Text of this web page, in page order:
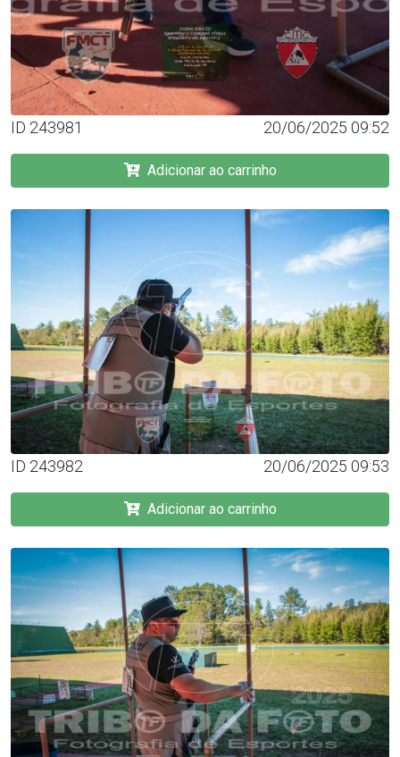
ID 243981 20/06/2025 09:52
Adicionar ao carrinho
ID 243982 20/06/2025 09:53
Adicionar ao carrinho